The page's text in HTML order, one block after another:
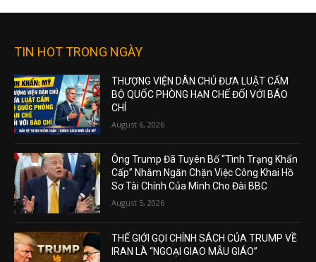
TIN HOT TRONG NGÀY
THƯỢNG VIỆN DÂN CHỦ ĐƯA LUẬT CẤM
BỘ QUỐC PHÒNG HẠN CHẾ ĐỐI VỚI BÁO
CHÍ
August 6, 2026
Ông Trump Đã Tuyên Bố “Tình Trạng Khẩn
Cấp” Nhằm Ngăn Chặn Việc Công Khai Hồ
Sơ Tài Chính Của Mình Cho Đài BBC
August 5, 2026
THẾ GIỚI GỌI CHÍNH SÁCH CỦA TRUMP VỀ
IRAN LÀ “NGOẠI GIAO MẪU GIÁO”